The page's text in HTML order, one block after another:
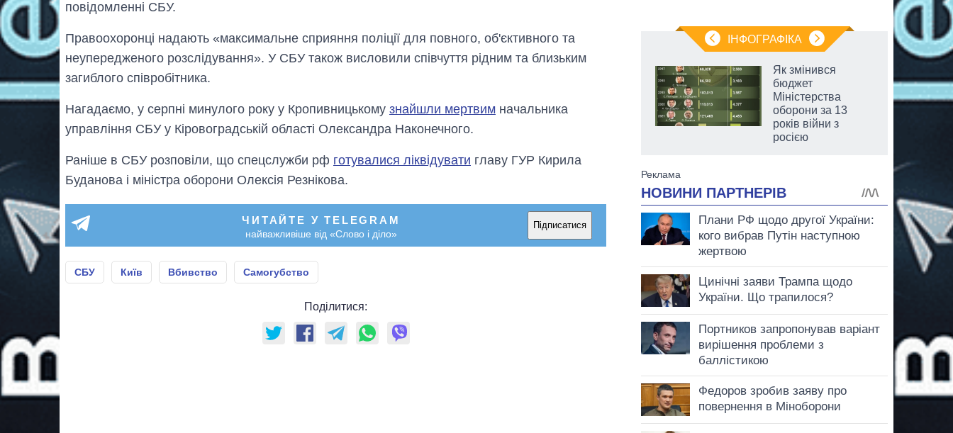
повідомленні СБУ.
Правоохоронці надають «максимальне сприяння поліції для повного, об'єктивного та
неупередженого розслідування». У СБУ також висловили співчуття рідним та близьким
загиблого співробітника.
Нагадаємо, у серпні минулого року у Кропивницькому знайшли мертвим начальника
управління СБУ у Кіровоградській області Олександра Наконечного.
Раніше в СБУ розповіли, що спецслужби рф готувалися ліквідувати главу ГУР Кирила
Буданова і міністра оборони Олексія Резнікова.
ЧИТАЙТЕ У TELEGRAM
найважливіше від «Слово і діло»
Підписатися
СБУ Київ Вбивство Самогубство
Поділитися:
ІНФОГРАФІКА
бакалаврат,
Як змінився
бюджет
Міністерства
оборони за 13
років війни з
росією